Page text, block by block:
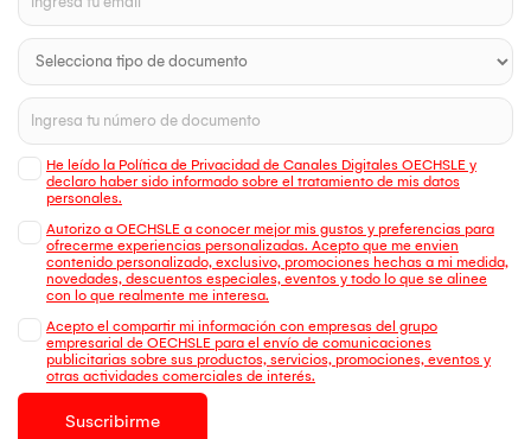
He leído la Política de Privacidad de Canales Digitales OECHSLE y
declaro haber sido informado sobre el tratamiento de mis datos
personales.
Autorizo a OECHSLE a conocer mejor mis gustos y preferencias para
ofrecerme experiencias personalizadas. Acepto que me envien
contenido personalizado, exclusivo, promociones hechas a mi medida,
novedades, descuentos especiales, eventos y todo lo que se alinee
con lo que realmente me interesa.
Acepto el compartir mi información con empresas del grupo
empresarial de OECHSLE para el envío de comunicaciones
publicitarias sobre sus productos, servicios, promociones, eventos y
otras actividades comerciales de interés.
Suscribirme